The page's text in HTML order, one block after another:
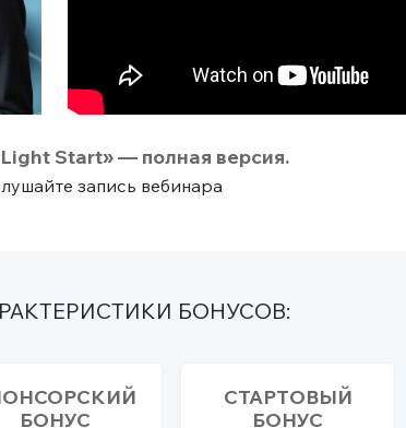
Start» — полная версия.
запись вебинара
БОНУСОВ:
БОНУС
СТАРТОВЫЙ
БОНУС